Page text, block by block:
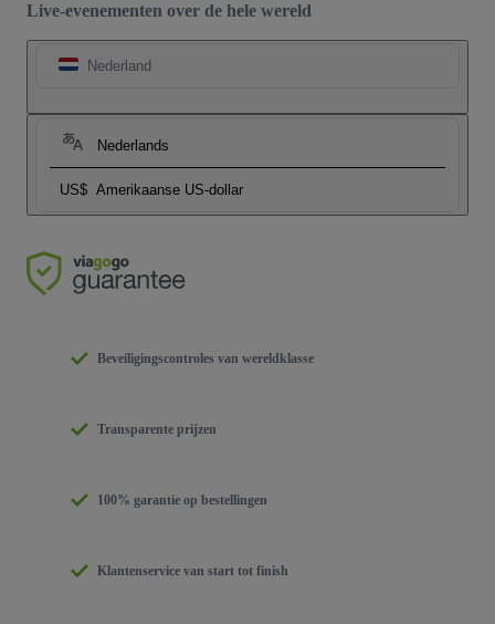
Live-evenementen over de hele wereld
Nederland
Nederlands
US$ Amerikaanse US-dollar
Beveiligingscontroles van wereldklasse
Transparente prijzen
100% garantie op bestellingen
Klantenservice van start tot finish